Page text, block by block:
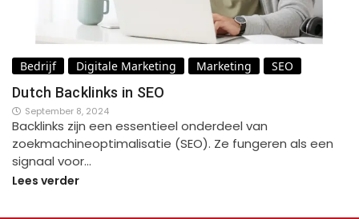
Bedrijf Digitale Marketing Marketing SEO
Dutch Backlinks in SEO
September 8, 2024
Backlinks zijn een essentieel onderdeel van
zoekmachineoptimalisatie (SEO). Ze fungeren als een
signaal voor…
Lees verder